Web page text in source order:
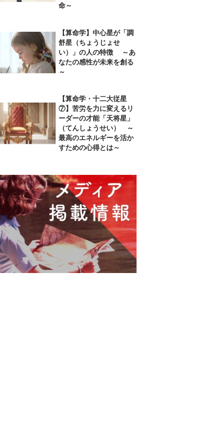
命～
【算命学】中心星が「調
舒星（ちょうじょせ
い）」の人の特徴 ～あ
なたの感性が未来を創る
～
【算命学・十二大従星
⑦】苦労を力に変えるリ
ーダーの才能「天将星」
（てんしょうせい） ～
最高のエネルギーを活か
すための心得とは～